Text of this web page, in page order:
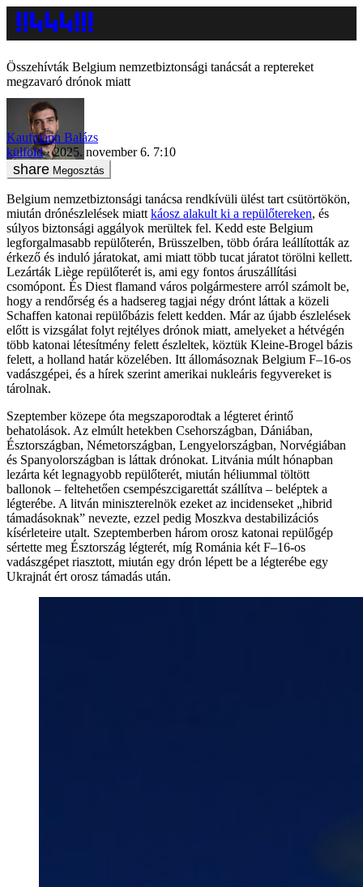
Összehívták Belgium nemzetbiztonsági tanácsát a reptereket
megzavaró drónok miatt
Kaufmann Balázs
külföld
2025. november 6. 7:10
Megosztás
Belgium nemzetbiztonsági tanácsa rendkívüli ülést tart csütörtökön,
miután drónészlelések miatt káosz alakult ki a repülőtereken, és
súlyos biztonsági aggályok merültek fel. Kedd este Belgium
legforgalmasabb repülőterén, Brüsszelben, több órára leállították az
érkező és induló járatokat, ami miatt több tucat járatot törölni kellett.
Lezárták Liège repülőterét is, ami egy fontos áruszállítási
csomópont. És Diest flamand város polgármestere arról számolt be,
hogy a rendőrség és a hadsereg tagjai négy drónt láttak a közeli
Schaffen katonai repülőbázis felett kedden. Már az újabb észlelések
előtt is vizsgálat folyt rejtélyes drónok miatt, amelyeket a hétvégén
több katonai létesítmény felett észleltek, köztük Kleine-Brogel bázis
felett, a holland határ közelében. Itt állomásoznak Belgium F–16-os
vadászgépei, és a hírek szerint amerikai nukleáris fegyvereket is
tárolnak.
Szeptember közepe óta megszaporodtak a légteret érintő
behatolások. Az elmúlt hetekben Csehországban, Dániában,
Észtországban, Németországban, Lengyelországban, Norvégiában
és Spanyolországban is láttak drónokat. Litvánia múlt hónapban
lezárta két legnagyobb repülőterét, miután héliummal töltött
ballonok – feltehetően csempészcigarettát szállítva – beléptek a
légterébe. A litván miniszterelnök ezeket az incidenseket „hibrid
támadásoknak” nevezte, ezzel pedig Moszkva destabilizációs
kísérleteire utalt. Szeptemberben három orosz katonai repülőgép
sértette meg Észtország légterét, míg Románia két F–16-os
vadászgépet riasztott, miután egy drón lépett be a légterébe egy
Ukrajnát ért orosz támadás után.